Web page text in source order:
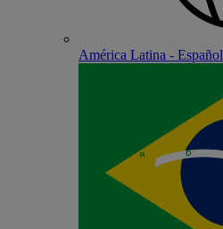
América Latina - Español